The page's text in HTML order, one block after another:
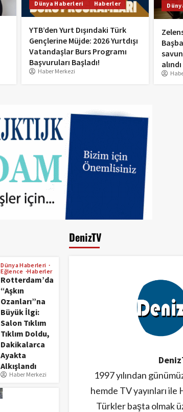
1
3
Dünya Haberleri Haberler
YTB’den Yurt Dışındaki Türk
Gençlerine Müjde: 2026 Yurtdışı
Vatandaşlar Burs Programı
Başvuruları Başladı!
Haber Merkezi
alındı
Dünya Haberleri
Eğlence
Haberler
Rotterdam’da
“Aşkın
Ozanları”na
Büyük İlgi:
Salon Tıklım
Tıklım Doldu,
Dakikalarca
Ayakta
Alkışlandı
Haber Merkezi
DenizTV
1997 yılından
hemde TV yayınları ile
Türkler başta olmak